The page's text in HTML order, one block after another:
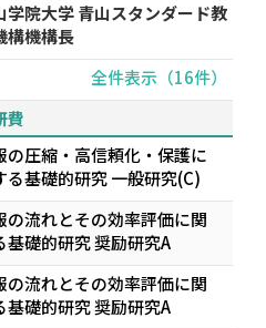
学院大学 青山スタンダード教
構機構長
全件表示（16件）
費
の圧縮・高信頼化・保護に
る基礎的研究 一般研究(C)
の流れとその効率評価に関
基礎的研究 奨励研究A
の流れとその効率評価に関
基礎的研究 奨励研究A